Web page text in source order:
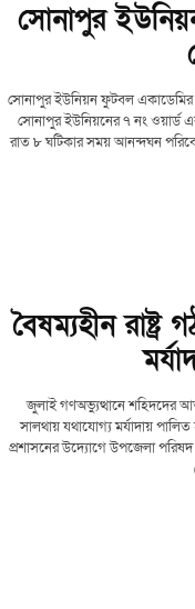
দেশজুড়ে ফরিদপুর সালথা
সোনাপুর
সোনাপুর ইউনিয়ন ফুটবল একাডেমির
সোনাপুর ইউনিয়নের ৭ নং ওয়ার্ড
রাত ৮ ঘটিকার সময় আনন্দঘন
দেশজুড়ে ফরিদপুর সালথা
বৈষম্যহীন
জুলাই গণঅভ্যুত্থানে শহিদদের
সালথায় যথাযোগ্য মর্যাদায়
প্রশাসনের উদ্যোগে উপজেলা